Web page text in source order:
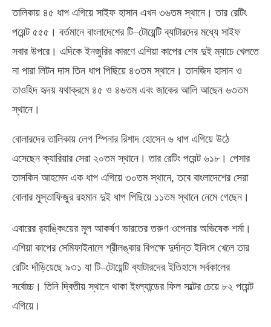
তালিকায় ৪৫ ধাপ এগিয়ে সাইফ হাসান এখন ৩৬তম স্থানে। তার রেটিং
পয়েন্ট ৫৫৫। বর্তমানে বাংলাদেশের টি–টোয়েন্টি ব্যাটারদের মধ্যে সাইফ
সবার উপরে। এদিকে ইনজুরির কারণে এশিয়া কাপের শেষ দুই ম্যাচে খেলতে
না পারা লিটন দাস তিন ধাপ পিছিয়ে ৪৩তম স্থানে। তানজিদ হাসান ও
তাওহিদ হৃদয় যথাক্রমে ৪৫ ও ৪৬তম এবং জাকের আলি আছেন ৬৩তম
স্থানে।
বোলারদের তালিকায় লেগ স্পিনার রিশাদ হোসেন ৬ ধাপ এগিয়ে উঠে
এসেছেন ক্যারিয়ার সেরা ২০তম স্থানে। তার রেটিং পয়েন্ট ৬১৮। পেসার
তাসকিন আহমেদ এক ধাপ এগিয়ে ৩০তম স্থানে,তবে বাংলাদেশের সেরা
বোলার মুস্তাফিজুর রহমান দুই ধাপ পিছিয়ে ১১তম স্থানে নেমে গেছেন।
এবারের র‍্যাঙ্কিংয়ের মূল আকর্ষণ ভারতের তরুণ ওপেনার অভিষেক শর্মা।
এশিয়া কাপের সেমিফাইনালে শ্রীলঙ্কার বিপক্ষে দুর্দান্ত ইনিংস খেলে তার
রেটিং দাঁড়িয়েছে ৯৩১ যা টি–টোয়েন্টি ব্যাটারদের ইতিহাসে সর্বকালের
সর্বোচ্চ। তিনি দ্বিতীয় স্থানে থাকা ইংল্যান্ডের ফিল সল্টের চেয়ে ৮২ পয়েন্ট
এগিয়ে।